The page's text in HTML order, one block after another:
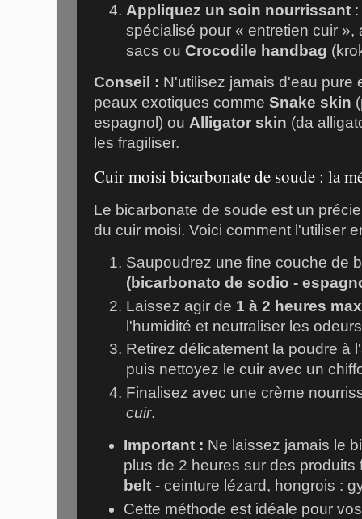
Appliquez un soin nourrissant
spécialisé pour « entretien cuir
sacs ou Crocodile handbag
Conseil : N'utilisez jamais d'eau pure
peaux exotiques comme Snake skin
espagnol) ou Alligator skin (da
les fragiliser.
Cuir moisi bicarbonate de soude : la
Le bicarbonate de soude est un
du cuir moisi. Voici comment l'utiliser
Saupoudrez une fine couche de
(bicarbonato de sodio -
Laissez agir de 1 à 2 heures
l'humidité et neutraliser les
Retirez délicatement la poudre à
puis nettoyez le cuir avec un
Finalisez avec une crème
cuir.
Important : Ne laissez jamais le
plus de 2 heures sur des
belt - ceinture lézard, hongrois :
Cette méthode est idéale pour